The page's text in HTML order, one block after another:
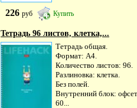
226 руб Купить
Тетрадь 96 листов, клетка,...
Тетрадь общая.
Формат: А4.
Количество листов: 96.
Разлиновка: клетка.
Без полей.
Внутренний блок: офсет
60...